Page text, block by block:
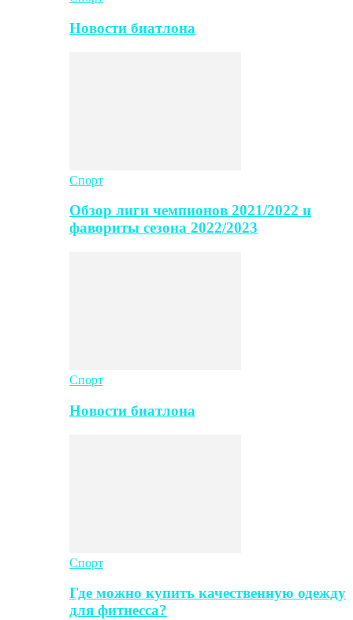
Новости биатлона
Спорт
Обзор лиги чемпионов 2021/2022 и
фавориты сезона 2022/2023
Спорт
Новости биатлона
Спорт
Где можно купить качественную одежду
для фитнесса?